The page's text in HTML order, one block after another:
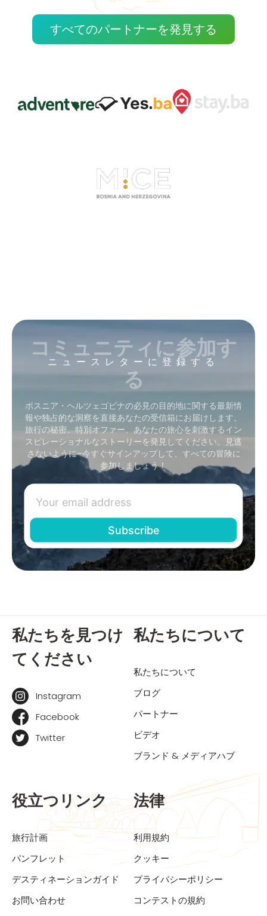
すべてのパートナーを発見する
ニュースレターに登録する
コミュニティに参加す
る
ボスニア・ヘルツェゴビナの必見の目的地に関する最新情
報や独占的な洞察を直接あなたの受信箱にお届けします。
旅行の秘密、特別オファー、あなたの旅心を刺激するイン
スピレーショナルなストーリーを発見してください。見逃
さないように–今すぐサインアップして、すべての冒険に
参加しましょう！
私たちを見つけ
てください
Instagram
Facebook
Twitter
私たちについて
私たちについて
ブログ
パートナー
ビデオ
ブランド & メディアハブ
役立つリンク
旅行計画
パンフレット
デスティネーションガイド
お問い合わせ
法律
利用規約
クッキー
プライバシーポリシー
コンテストの規約